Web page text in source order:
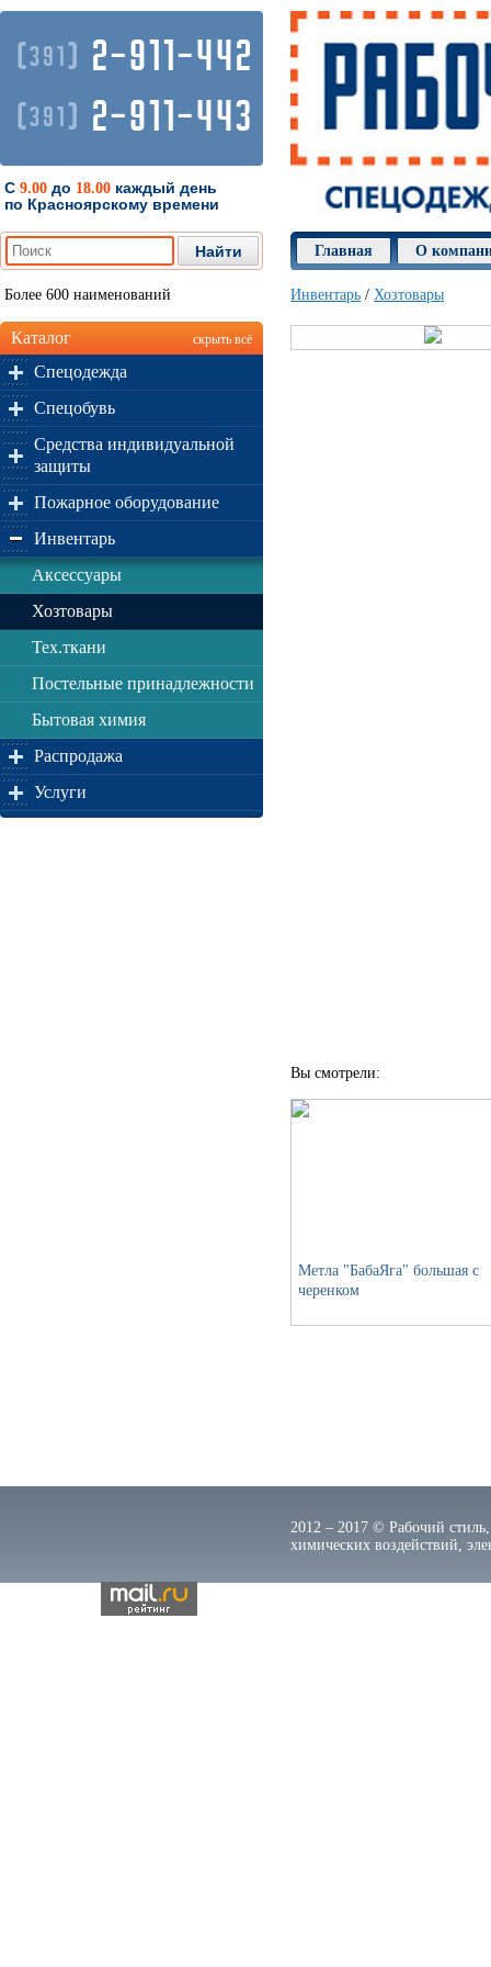
(391) 2-911-442
(391) 2-911-443
С 9.00 до 18.00 каждый день
по Красноярскому времени
Главная О
Более 600 наименований
Каталог скрыть всё
Спецодежда
Спецобувь
Средства индивидуальной
защиты
Пожарное оборудование
Инвентарь
Аксессуары
Хозтовары
Тех.ткани
Постельные принадлежности
Бытовая химия
Распродажа
Услуги
Инвентарь / Хозтовары
Вы смотрели:
Метла "БабаЯга" большая с
черенком
2012 – 2017 © Рабочий
химических воздействий,